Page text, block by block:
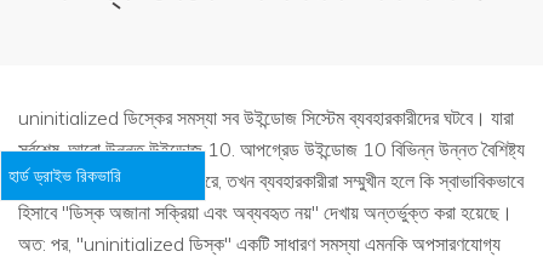
uninitialized ডিস্কের সমস্যা সব উইন্ডোজ সিস্টেম ব্যবহারকারীদের ঘটবে। যারা
সর্বশেষ, আরো উন্নত উইন্ডোজ 10. আপগ্রেড উইন্ডোজ 10 বিভিন্ন উন্নত বৈশিষ্ট্য
সাবেক সিস্টেম ছিল না অফার করে, তখন ব্যবহারকারীরা সম্মুখীন হলে কি স্বাভাবিকভাবে
হিসাবে "ডিস্ক অজানা সক্রিয়া এবং অব্যবহৃত নয়" দেখায় অন্তর্ভুক্ত করা হয়েছে।
অত: পর, "uninitialized ডিস্ক" একটি সাধারণ সমস্যা এমনকি অপসারণযোগ্য
হার্ড ড্রাইভ রিকভারি